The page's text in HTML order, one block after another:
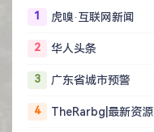
1 虎嗅·互联网新闻
2 华人头条
3 广东省城市预警
4 TheRarbg|最新资源